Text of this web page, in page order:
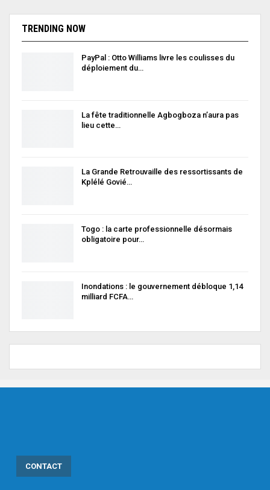
TRENDING NOW
PayPal : Otto Williams livre les coulisses du
déploiement du…
La fête traditionnelle Agbogboza n’aura pas
lieu cette…
La Grande Retrouvaille des ressortissants de
Kplélé Govié…
Togo : la carte professionnelle désormais
obligatoire pour…
Inondations : le gouvernement débloque 1,14
milliard FCFA…
CONTACT